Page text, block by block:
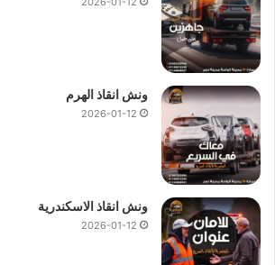
ونش انقاذ الهرم
2026-01-12
ونش انقاذ الاسكندرية
2026-01-12